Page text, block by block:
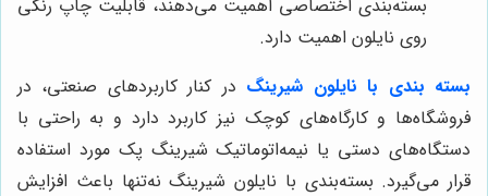
بسته‌بندی اختصاصی اهمیت می‌دهند، قابلیت چاپ رنگی
روی نایلون اهمیت دارد.
بسته بندی با نایلون شیرینگ در کنار کاربردهای صنعتی، در
فروشگاه‌ها و کارگاه‌های کوچک نیز کاربرد دارد و به راحتی با
دستگاه‌های دستی یا نیمه‌اتوماتیک شیرینگ پک مورد استفاده
قرار می‌گیرد. بسته‌بندی با نایلون شیرینگ نه‌تنها باعث افزایش